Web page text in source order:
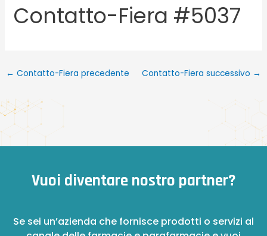
Contatto-Fiera #5037
← Contatto-Fiera precedente Contatto-Fiera successivo →
Vuoi diventare nostro partner?
Se sei un’azienda che fornisce prodotti o servizi al